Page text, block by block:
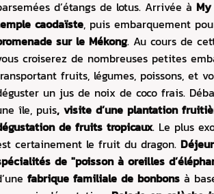
d’étangs de lotus. Arrivée à
caodaïste, puis embarquement
sur le Mékong. Au cours de
croiserez de nombreuses petites
fruits, légumes, poissons, et
un jus de noix de coco frais.
île, puis, visite d’une plantation
de fruits tropicaux. Le plus
certainement le fruit du dragon.
de "poisson à oreilles
fabrique familiale de bonbons à